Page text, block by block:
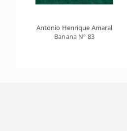
Antonio Henrique Amaral
Banana Nº 83